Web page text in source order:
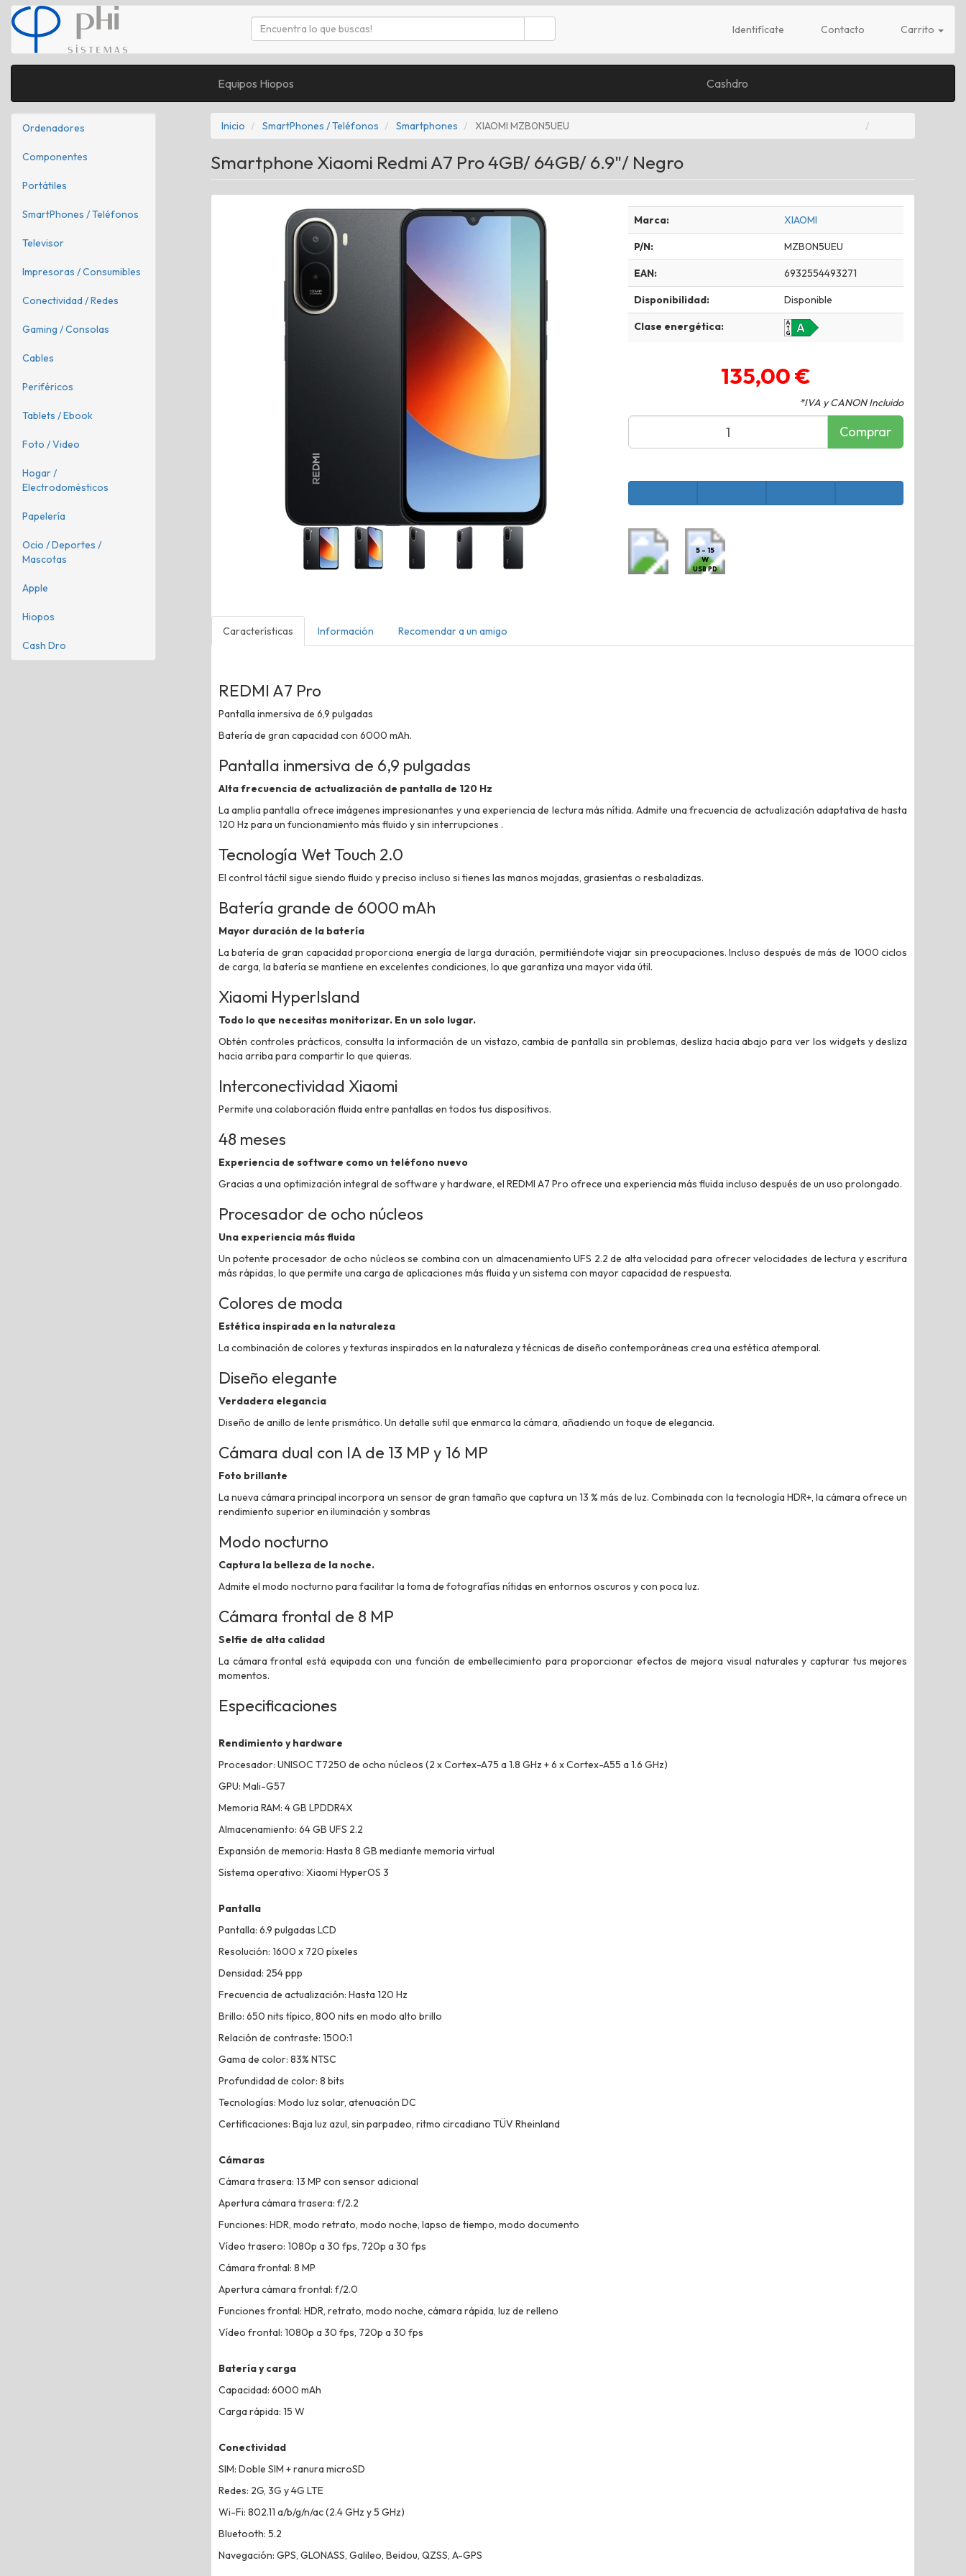
Identifícate Contacto Carrito
Equipos Hiopos Cashdro
Ordenadores
Componentes
Portátiles
SmartPhones / Teléfonos
Televisor
Impresoras / Consumibles
Conectividad / Redes
Gaming / Consolas
Cables
Periféricos
Tablets / Ebook
Foto / Video
Hogar /
Electrodomésticos
Papelería
Ocio / Deportes /
Mascotas
Apple
Hiopos
Cash Dro
Inicio SmartPhones / Teléfonos Smartphones XIAOMI MZB0N5UEU
Smartphone Xiaomi Redmi A7 Pro 4GB/ 64GB/ 6.9"/ Negro
Marca: XIAOMI
P/N: MZB0N5UEU
EAN: 6932554493271
Disponibilidad: Disponible
Clase energética:
135,00 €
*IVA y CANON Incluido
Comprar
5 - 15
W
USB PD
Características Información Recomendar a un amigo
REDMI A7 Pro
Pantalla inmersiva de 6,9 ​​pulgadas
Batería de gran capacidad con 6000 mAh.
Pantalla inmersiva de 6,9 ​​pulgadas
Alta frecuencia de actualización de pantalla de 120 Hz
La amplia pantalla ofrece imágenes impresionantes y una experiencia de lectura más nítida. Admite una frecuencia de actualización adaptativa de hasta
120 Hz para un funcionamiento más fluido y sin interrupciones .
Tecnología Wet Touch 2.0
El control táctil sigue siendo fluido y preciso incluso si tienes las manos mojadas, grasientas o resbaladizas.
Batería grande de 6000 mAh
Mayor duración de la batería
La batería de gran capacidad proporciona energía de larga duración, permitiéndote viajar sin preocupaciones. Incluso después de más de 1000 ciclos
de carga, la batería se mantiene en excelentes condiciones, lo que garantiza una mayor vida útil.
Xiaomi HyperIsland
Todo lo que necesitas monitorizar. En un solo lugar.
Obtén controles prácticos, consulta la información de un vistazo, cambia de pantalla sin problemas, desliza hacia abajo para ver los widgets y desliza
hacia arriba para compartir lo que quieras.
Interconectividad Xiaomi
Permite una colaboración fluida entre pantallas en todos tus dispositivos.
48 meses
Experiencia de software como un teléfono nuevo
Gracias a una optimización integral de software y hardware, el REDMI A7 Pro ofrece una experiencia más fluida incluso después de un uso prolongado.
Procesador de ocho núcleos
Una experiencia más fluida
Un potente procesador de ocho núcleos se combina con un almacenamiento UFS 2.2 de alta velocidad para ofrecer velocidades de lectura y escritura
más rápidas, lo que permite una carga de aplicaciones más fluida y un sistema con mayor capacidad de respuesta.
Colores de moda
Estética inspirada en la naturaleza
La combinación de colores y texturas inspirados en la naturaleza y técnicas de diseño contemporáneas crea una estética atemporal.
Diseño elegante
Verdadera elegancia
Diseño de anillo de lente prismático. Un detalle sutil que enmarca la cámara, añadiendo un toque de elegancia.
Cámara dual con IA de 13 MP y 16 MP
Foto brillante
La nueva cámara principal incorpora un sensor de gran tamaño que captura un 13 % más de luz. Combinada con la tecnología HDR+, la cámara ofrece un
rendimiento superior en iluminación y sombras
Modo nocturno
Captura la belleza de la noche.
Admite el modo nocturno para facilitar la toma de fotografías nítidas en entornos oscuros y con poca luz.
Cámara frontal de 8 MP
Selfie de alta calidad
La cámara frontal está equipada con una función de embellecimiento para proporcionar efectos de mejora visual naturales y capturar tus mejores
momentos.
Especificaciones
Rendimiento y hardware
Procesador: UNISOC T7250 de ocho núcleos (2 x Cortex-A75 a 1.8 GHz + 6 x Cortex-A55 a 1.6 GHz)
GPU: Mali-G57
Memoria RAM: 4 GB LPDDR4X
Almacenamiento: 64 GB UFS 2.2
Expansión de memoria: Hasta 8 GB mediante memoria virtual
Sistema operativo: Xiaomi HyperOS 3
Pantalla
Pantalla: 6.9 pulgadas LCD
Resolución: 1600 x 720 píxeles
Densidad: 254 ppp
Frecuencia de actualización: Hasta 120 Hz
Brillo: 650 nits típico, 800 nits en modo alto brillo
Relación de contraste: 1500:1
Gama de color: 83% NTSC
Profundidad de color: 8 bits
Tecnologías: Modo luz solar, atenuación DC
Certificaciones: Baja luz azul, sin parpadeo, ritmo circadiano TÜV Rheinland
Cámaras
Cámara trasera: 13 MP con sensor adicional
Apertura cámara trasera: f/2.2
Funciones: HDR, modo retrato, modo noche, lapso de tiempo, modo documento
Vídeo trasero: 1080p a 30 fps, 720p a 30 fps
Cámara frontal: 8 MP
Apertura cámara frontal: f/2.0
Funciones frontal: HDR, retrato, modo noche, cámara rápida, luz de relleno
Vídeo frontal: 1080p a 30 fps, 720p a 30 fps
Batería y carga
Capacidad: 6000 mAh
Carga rápida: 15 W
Conectividad
SIM: Doble SIM + ranura microSD
Redes: 2G, 3G y 4G LTE
Wi-Fi: 802.11 a/b/g/n/ac (2.4 GHz y 5 GHz)
Bluetooth: 5.2
Navegación: GPS, GLONASS, Galileo, Beidou, QZSS, A-GPS